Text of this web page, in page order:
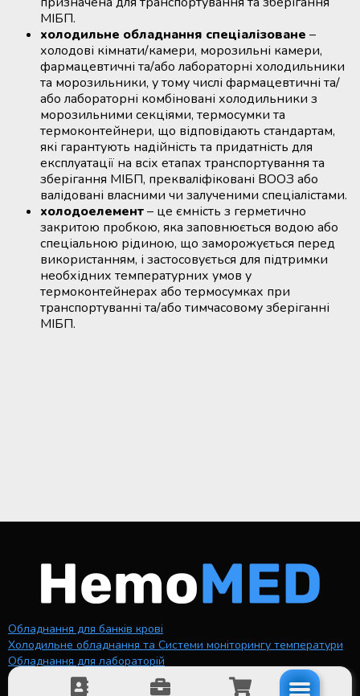
МІБП.
холодильне обладнання спеціалізоване –
холодові кімнати/камери, морозильні камери,
фармацевтичні та/або лабораторні холодильники
та морозильники, у тому числі фармацевтичні та/
або лабораторні комбіновані холодильники з
морозильними секціями, термосумки та
термоконтейнери, що відповідають стандартам,
які гарантують надійність та придатність для
експлуатації на всіх етапах транспортування та
зберігання МІБП, прекваліфіковані ВООЗ або
валідовані власними чи залученими спеціалістами.
холодоелемент– це ємність з герметично
закритою пробкою, яка заповнюється водою або
спеціальною рідиною, що заморожується перед
використанням, і застосовується для підтримки
необхідних температурних умов у
термоконтейнерах або термосумках при
транспортуванні та/або тимчасовому зберіганні
МІБП.
Обладнання для банків крові
Холодильне обладнання та Системи моніторингу температури
Обладнання для лабораторій
Про компанію